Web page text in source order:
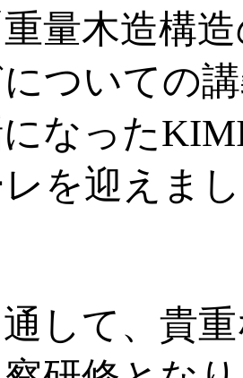
量木造構
ついての
なった
を迎えま
通して、貴